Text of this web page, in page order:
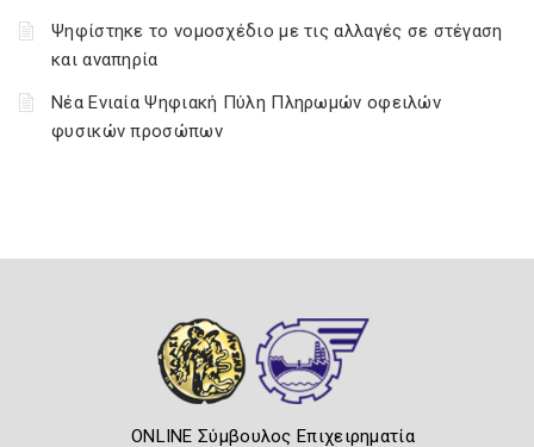
Ψηφίστηκε το νομοσχέδιο με τις αλλαγές σε στέγαση
και αναπηρία
Νέα Ενιαία Ψηφιακή Πύλη Πληρωμών οφειλών
φυσικών προσώπων
ONLINE Σύμβουλος Επιχειρηματία